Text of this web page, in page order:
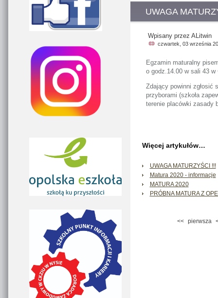
UWAGA
Wpisany przez ALitwin
czwartek, 03 września
Egzamin maturalny
o godz.14.00 w sali 43 w
Zdający powinni zgłosić
przyborami (szkoła
terenie placówki zasady
Więcej artykułów…
UWAGA MATURZYŚCI !!!
Matura 2020 - informacje
MATURA 2020
PRÓBNA MATURA Z
<< pierwsza